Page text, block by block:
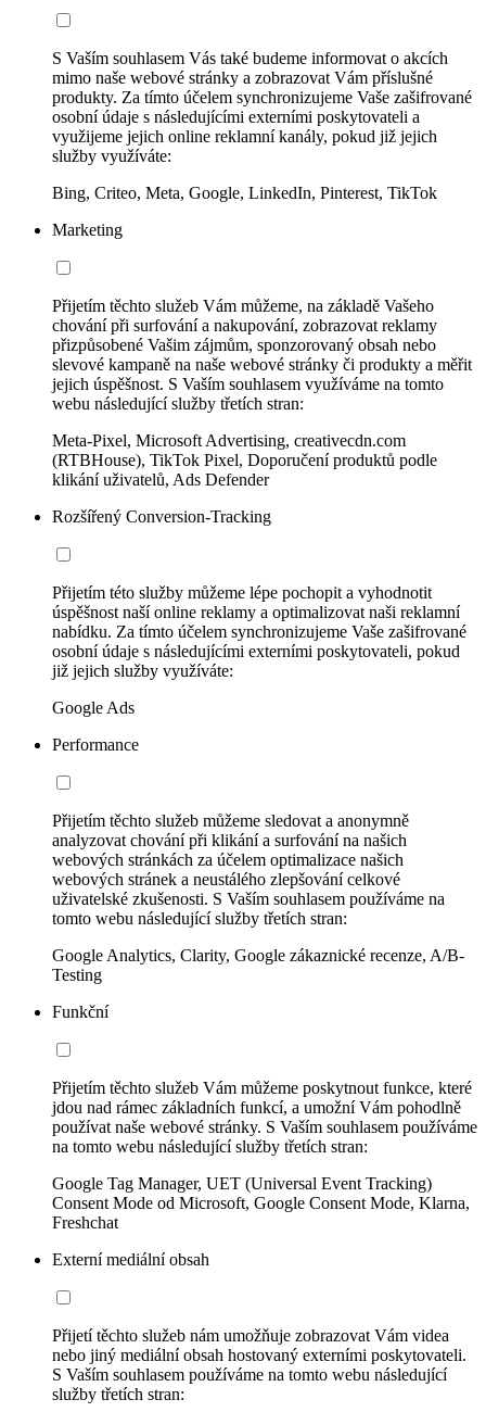
S Vaším souhlasem Vás také budeme informovat o akcích
mimo naše webové stránky a zobrazovat Vám příslušné
produkty. Za tímto účelem synchronizujeme Vaše zašifrované
osobní údaje s následujícími externími poskytovateli a
využijeme jejich online reklamní kanály, pokud již jejich
služby využíváte:
Bing, Criteo, Meta, Google, LinkedIn, Pinterest, TikTok
Marketing
Přijetím těchto služeb Vám můžeme, na základě Vašeho
chování při surfování a nakupování, zobrazovat reklamy
přizpůsobené Vašim zájmům, sponzorovaný obsah nebo
slevové kampaně na naše webové stránky či produkty a měřit
jejich úspěšnost. S Vaším souhlasem využíváme na tomto
webu následující služby třetích stran:
Meta-Pixel, Microsoft Advertising, creativecdn.com
(RTBHouse), TikTok Pixel, Doporučení produktů podle
klikání uživatelů, Ads Defender
Rozšířený Conversion-Tracking
Přijetím této služby můžeme lépe pochopit a vyhodnotit
úspěšnost naší online reklamy a optimalizovat naši reklamní
nabídku. Za tímto účelem synchronizujeme Vaše zašifrované
osobní údaje s následujícími externími poskytovateli, pokud
již jejich služby využíváte:
Google Ads
Performance
Přijetím těchto služeb můžeme sledovat a anonymně
analyzovat chování při klikání a surfování na našich
webových stránkách za účelem optimalizace našich
webových stránek a neustálého zlepšování celkové
uživatelské zkušenosti. S Vaším souhlasem používáme na
tomto webu následující služby třetích stran:
Google Analytics, Clarity, Google zákaznické recenze, A/B-
Testing
Funkční
Přijetím těchto služeb Vám můžeme poskytnout funkce, které
jdou nad rámec základních funkcí, a umožní Vám pohodlně
používat naše webové stránky. S Vaším souhlasem používáme
na tomto webu následující služby třetích stran:
Google Tag Manager, UET (Universal Event Tracking)
Consent Mode od Microsoft, Google Consent Mode, Klarna,
Freshchat
Externí mediální obsah
Přijetí těchto služeb nám umožňuje zobrazovat Vám videa
nebo jiný mediální obsah hostovaný externími poskytovateli.
S Vaším souhlasem používáme na tomto webu následující
služby třetích stran: